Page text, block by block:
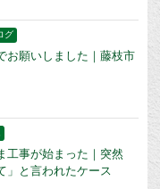
グ
お願いしました｜藤枝市
工事が始まった｜突然
」と言われたケース